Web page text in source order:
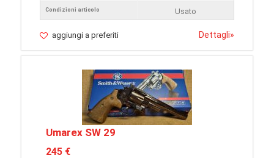
Condizioni articolo
Usato
aggiungi a preferiti Dettagli»
Umarex SW 29
245 €